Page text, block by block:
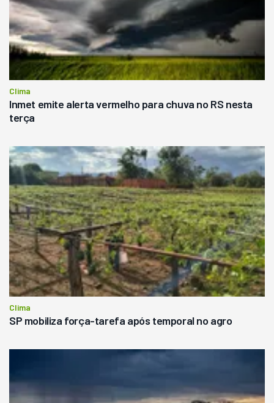
Clima
Inmet emite alerta vermelho para chuva no RS nesta
terça
Clima
SP mobiliza força-tarefa após temporal no agro